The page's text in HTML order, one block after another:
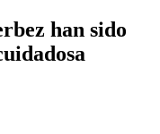
han sido